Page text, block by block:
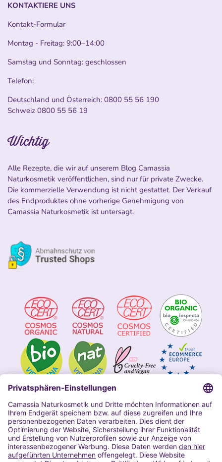
KONTAKTIERE UNS
Kontakt-Formular
Montag - Freitag: 9:00–14:00
Samstag und Sonntag: geschlossen
Telefon:
Deutschland und Österreich: 0800 55 56 190
Schweiz 0800 55 56 19
Wichtig
Alle Rezepte, die wir auf unserem Blog Camassia
Naturkosmetik veröffentlichen, sind nur für private Zwecke.
Die kommerzielle Verwendung ist nicht gestattet. Der Verkauf
des Endproduktes ohne vorherige Genehmigung von
Camassia Naturkosmetik ist untersagt.
Impressum
Allgemeine Geschäftsbedingungen
Datenschutzerklärung Camassia
Widerrufsbelehrung